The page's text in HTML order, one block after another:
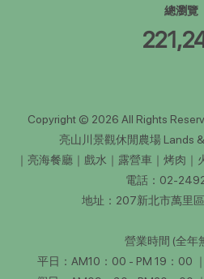
總瀏覽
Copyright © 2026 All Rights
亮山川景觀休閒農場 Lands
｜亮海餐廳｜戲水｜露營車｜烤肉｜
電話：02-
地址：207新北市萬里
營業時間 (全年
平日：AM10：00 - PM 19：00